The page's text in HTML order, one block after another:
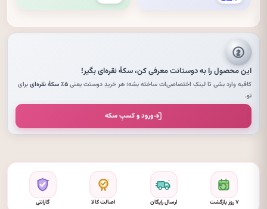
این محصول را به دوستانت معرفی کن،سکهٔ نقره‌ایبگیر!
کافیه وارد بشی تا لینکِ اختصاصی‌ات ساخته بشه؛ هر خریدِ دوستت یعنی۵٪ سکهٔ نقره‌ای
برای
تو.
ورود و کسبِ سکه
۷ روز بازگشت ارسال رایگان اصالت کالا گارانتی